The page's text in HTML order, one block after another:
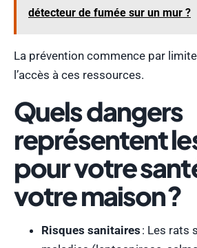
détecteur de fumée sur un mur ?
La prévention commence par
l’accès à ces ressources.
Quels dangers
représentent
pour votre
votre maison ?
Risques sanitaires : Les rats